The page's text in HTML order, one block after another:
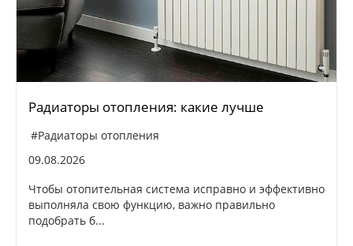
Радиаторы отопления: какие лучше
#Радиаторы отопления
09.08.2026
Чтобы отопительная система исправно и эффективно
выполняла свою функцию, важно правильно
подобрать б...